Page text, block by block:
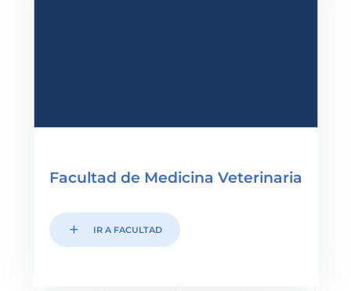
Facultad de Medicina Veterinaria
add IR A FACULTAD